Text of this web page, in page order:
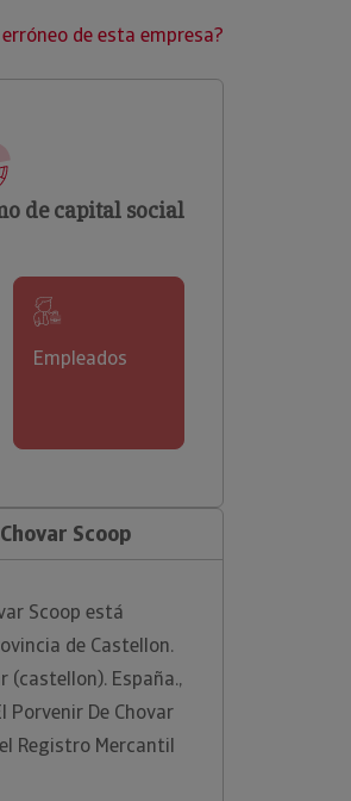
de esta empresa?
de capital social
Empleados
Scoop
Scoop está
de Castellon.
(castellon). España.,
Porvenir De Chovar
Registro Mercantil